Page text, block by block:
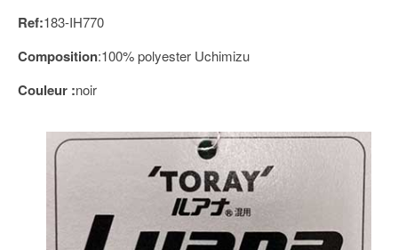
Ref:183-IH770
Composition:100% polyester Uchimizu
Couleur :noir